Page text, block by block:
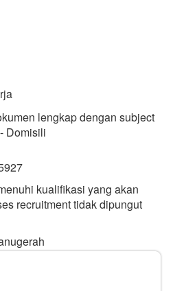
lengkap dengan subject
Domisili
kualifikasi yang akan
recruitment tidak dipungut